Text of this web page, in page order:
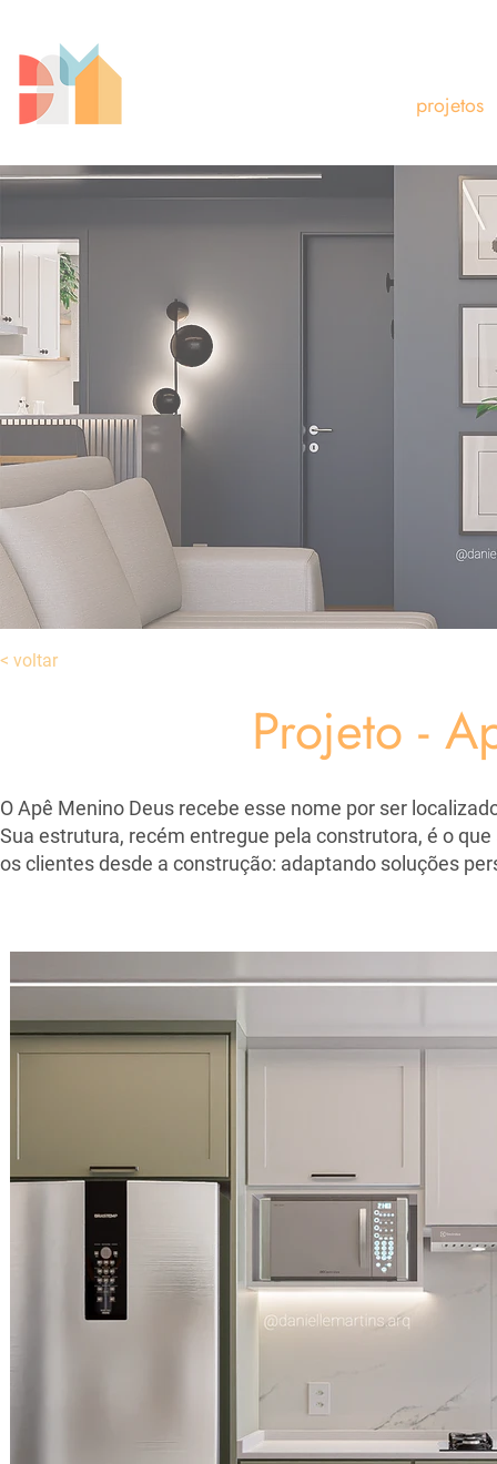
projetos
< voltar
Projeto -
O Apê Menino Deus recebe esse nome por ser
Sua estrutura, recém entregue pela construtora, é o
os clientes desde a construção: adaptando soluções